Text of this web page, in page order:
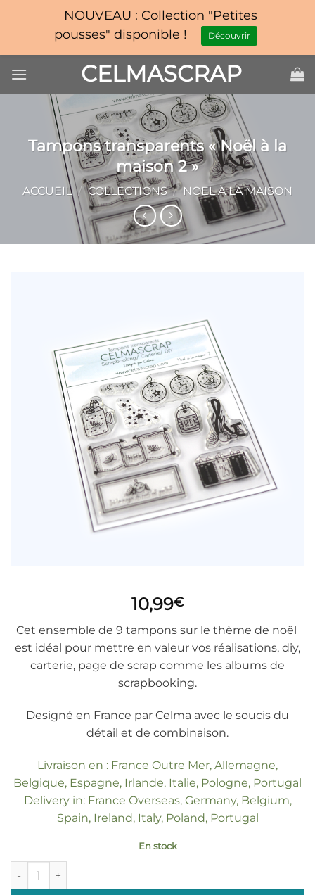
au
contenu
CELMASCRAP
Tampons transparents « Noël à la
maison 2 »
ACCUEIL / COLLECTIONS / NOEL À LA MAISON
10,99€
Cet ensemble de 9 tampons sur le thème de noël
est idéal pour mettre en valeur vos réalisations, diy,
carterie, page de scrap comme les albums de
scrapbooking.
Designé en France par Celma avec le soucis du
détail et de combinaison.
Livraison en : France Outre Mer, Allemagne,
Belgique, Espagne, Irlande, Italie, Pologne, Portugal
Delivery in: France Overseas, Germany, Belgium,
Spain, Ireland, Italy, Poland, Portugal
En stock
quantité de Tampons transparents "Noël à la maison 2"
NOUVEAU : Collection "Petites
pousses" disponible !
Découvrir